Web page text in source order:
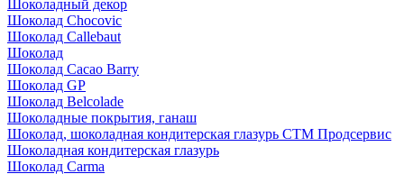
Шоколадный декор
Шоколад Chocovic
Шоколад Callebaut
Шоколад
Шоколад Cacao Barry
Шоколад GP
Шоколад Belcolade
Шоколадные покрытия, ганаш
Шоколад, шоколадная кондитерская глазурь СТМ Продсервис
Шоколадная кондитерская глазурь
Шоколад Carma